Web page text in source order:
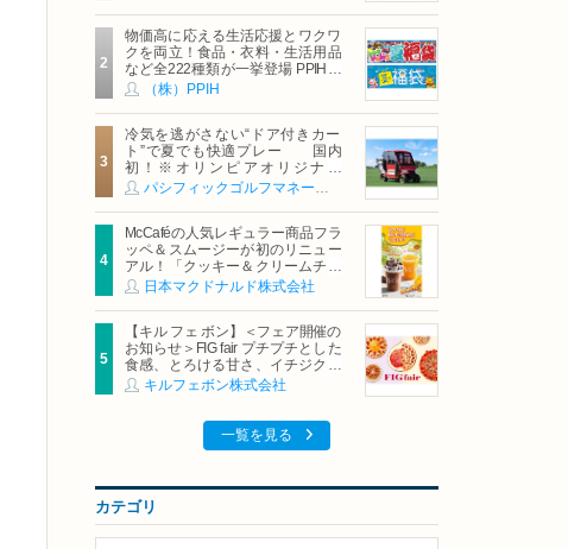
物価高に応える生活応援とワクワ
クを両立！食品・衣料・生活用品
など全222種類が一挙登場 PPIHグ
ループ「夏福袋」＆セール 8月6日
(木)より順次スタート
（株）PPIH
冷気を逃がさない“ドア付きカー
ト”で夏でも快適プレー 国内
初！※オリンピアオリジナル
「AirCon Cart（エアコンカー
ト）」導入 | ＰＧＭ
McCaféの人気レギュラー商品フラ
ッペ＆スムージーが初のリニュー
アル！「クッキー＆クリームチョ
コフラッペ」「マンゴースムージ
ー」8月5日（水）から販売開始
日本マクドナルド株式会社
【キル フェ ボン】＜フェア開催の
お知らせ＞FIG fair プチプチとした
食感、とろける甘さ、イチジクの
魅力をたっぷりと。新作を含め、
イチジク尽くしの全4種が登場8月
キルフェボン株式会社
一覧を見る
カテゴリ